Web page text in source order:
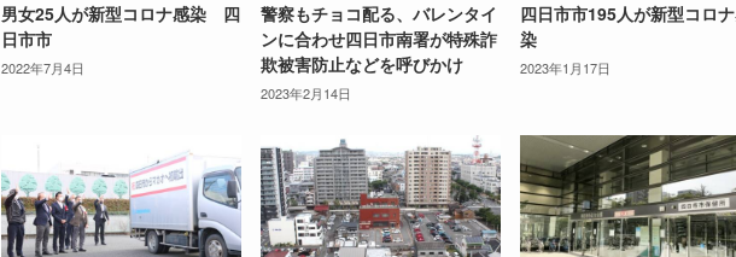
男女25人が新型コロナ感染 四
日市市
2022年7月4日
警察もチョコ配る、バレンタイ
ンに合わせ四日市南署が特殊詐
欺被害防止などを呼びかけ
2023年2月14日
四日市市195人が新型コロ
染
2023年1月17日